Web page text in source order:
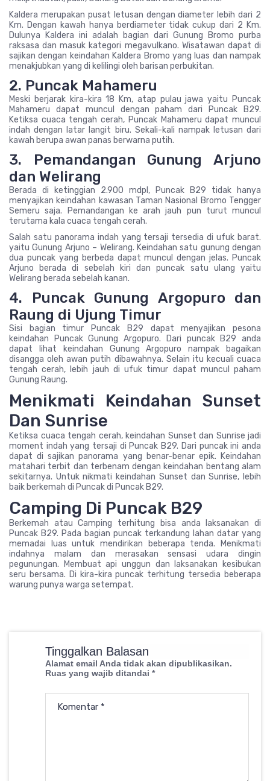
Kaldera merupakan pusat letusan dengan diameter lebih dari 2
Km. Dengan kawah hanya berdiameter tidak cukup dari 2 Km.
Dulunya Kaldera ini adalah bagian dari Gunung Bromo purba
raksasa dan masuk kategori megavulkano. Wisatawan dapat di
sajikan dengan keindahan Kaldera Bromo yang luas dan nampak
menakjubkan yang di kelilingi oleh barisan perbukitan.
2. Puncak Mahameru
Meski berjarak kira-kira 18 Km, atap pulau jawa yaitu Puncak
Mahameru dapat muncul dengan paham dari Puncak B29.
Ketiksa cuaca tengah cerah, Puncak Mahameru dapat muncul
indah dengan latar langit biru. Sekali-kali nampak letusan dari
kawah berupa awan panas berwarna putih.
3. Pemandangan Gunung Arjuno
dan Welirang
Berada di ketinggian 2.900 mdpl, Puncak B29 tidak hanya
menyajikan keindahan kawasan Taman Nasional Bromo Tengger
Semeru saja. Pemandangan ke arah jauh pun turut muncul
terutama kala cuaca tengah cerah.
Salah satu panorama indah yang tersaji tersedia di ufuk barat.
yaitu Gunung Arjuno – Welirang. Keindahan satu gunung dengan
dua puncak yang berbeda dapat muncul dengan jelas. Puncak
Arjuno berada di sebelah kiri dan puncak satu ulang yaitu
Welirang berada sebelah kanan.
4. Puncak Gunung Argopuro dan
Raung di Ujung Timur
Sisi bagian timur Puncak B29 dapat menyajikan pesona
keindahan Puncak Gunung Argopuro. Dari puncak B29 anda
dapat lihat keindahan Gunung Argopuro nampak bagaikan
disangga oleh awan putih dibawahnya. Selain itu kecuali cuaca
tengah cerah, lebih jauh di ufuk timur dapat muncul paham
Gunung Raung.
Menikmati Keindahan Sunset
Dan Sunrise
Ketiksa cuaca tengah cerah, keindahan Sunset dan Sunrise jadi
moment indah yang tersaji di Puncak B29. Dari puncak ini anda
dapat di sajikan panorama yang benar-benar epik. Keindahan
matahari terbit dan terbenam dengan keindahan bentang alam
sekitarnya. Untuk nikmati keindahan Sunset dan Sunrise, lebih
baik berkemah di Puncak di Puncak B29.
Camping Di Puncak B29
Berkemah atau Camping terhitung bisa anda laksanakan di
Puncak B29. Pada bagian puncak terkandung lahan datar yang
memadai luas untuk mendirikan beberapa tenda. Menikmati
indahnya malam dan merasakan sensasi udara dingin
pegunungan. Membuat api unggun dan laksanakan kesibukan
seru bersama. Di kira-kira puncak terhitung tersedia beberapa
warung punya warga setempat.
Tinggalkan Balasan
Alamat email Anda tidak akan dipublikasikan.
Ruas yang wajib ditandai *
Komentar *